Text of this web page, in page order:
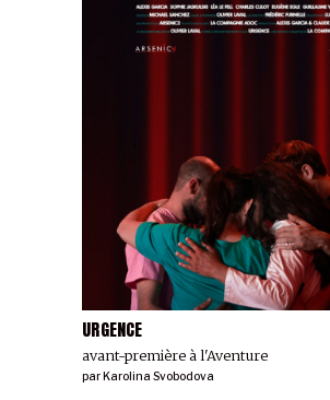
URGENCE
avant-première à l'Aventure
parKarolina Svobodova